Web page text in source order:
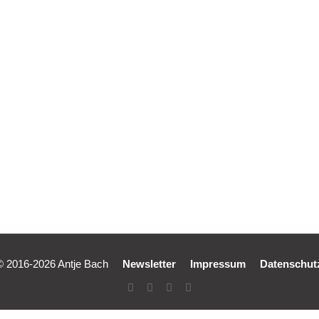
2016-2026 Antje Bach Newsletter Impressum